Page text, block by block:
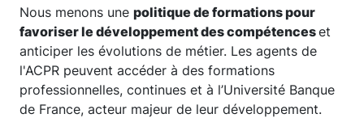
Nous menons une politique de formations pour
favoriser le développement des compétenceset
anticiper les évolutions de métier. Les agents de
l'ACPR peuvent accéder à des formations
professionnelles, continues et à l’Université Banque
de France, acteur majeur de leur développement.